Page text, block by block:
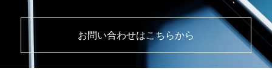
お問い合わせはこちらから